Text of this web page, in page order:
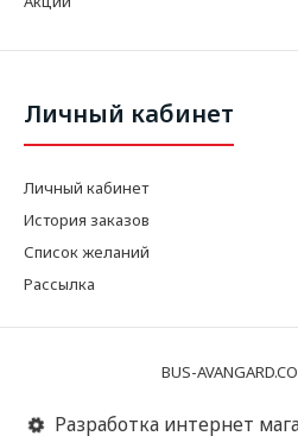
Личный кабинет
Личный кабинет
История заказов
Список желаний
Рассылка
BUS-
Разработка интернет